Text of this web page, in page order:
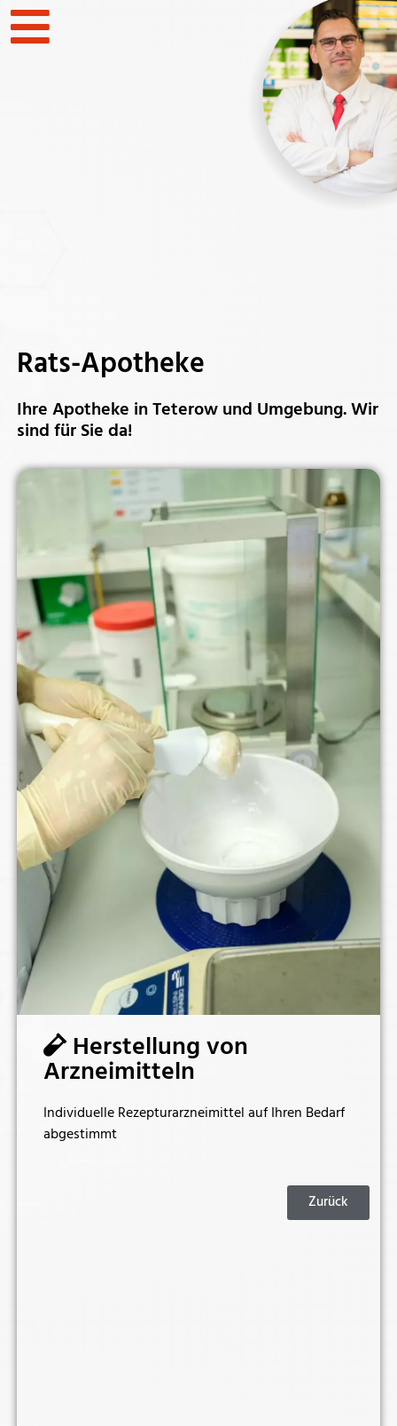
Rats-Apotheke
Ihre Apotheke in Teterow und Umgebung. Wir
sind für Sie da!
Herstellung von
Arzneimitteln
Individuelle Rezepturarzneimittel auf Ihren Bedarf
abgestimmt
Zurück